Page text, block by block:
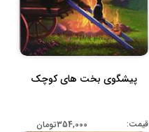
پیشگوی بخت های کوچک
قیمت: 354,000تومان